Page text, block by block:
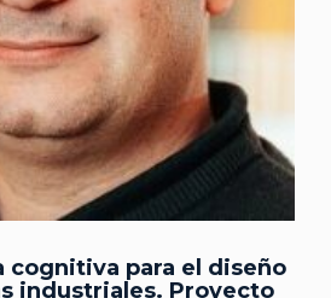
cognitiva para el diseño
industriales. Proyecto